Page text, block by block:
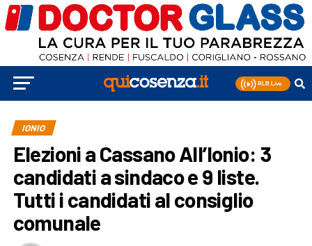
IONIO
Elezioni a Cassano All’Ionio: 3
candidati a sindaco e 9 liste.
Tutti i candidati al consiglio
comunale